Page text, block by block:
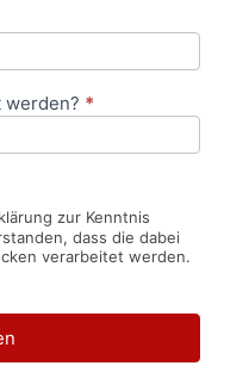
werden? *
zur Kenntnis
dass die dabei
verarbeitet werden.